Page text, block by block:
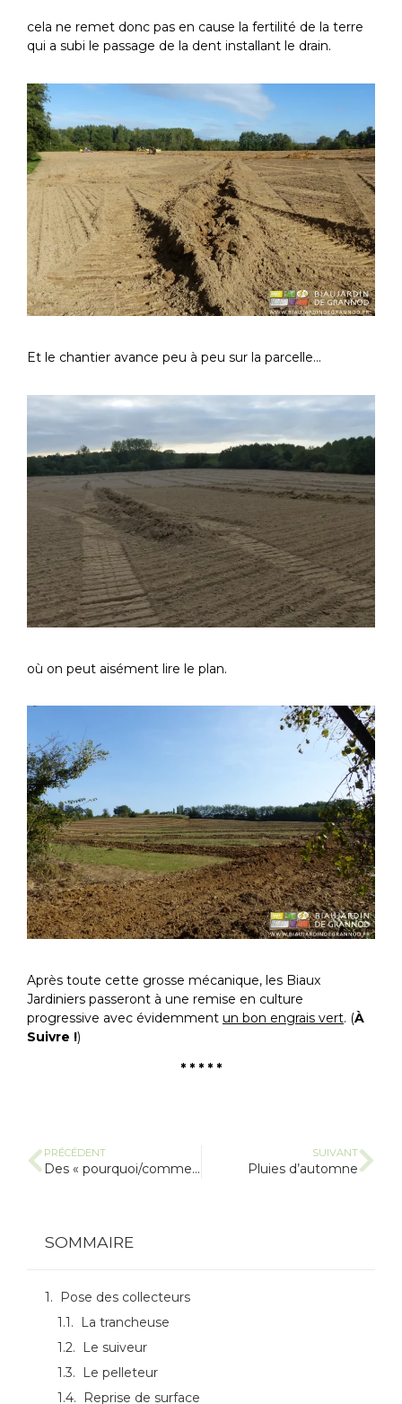
cela ne remet donc pas en cause la fertilité de la terre
qui a subi le passage de la dent installant le drain.
Et le chantier avance peu à peu sur la parcelle…
où on peut aisément lire le plan.
Après toute cette grosse mécanique, les Biaux
Jardiniers passeront à une remise en culture
progressive avec évidemment un bon engrais vert. (À
Suivre !)
* * * * *
PRÉCÉDENT
Des « pourquoi/comment ? » de l’eau sur notre ferme. Saison 1 : drainage des sablons
SUIVANT
Pluies d’automne
SOMMAIRE
Pose des collecteurs
La trancheuse
Le suiveur
Le pelleteur
Reprise de surface